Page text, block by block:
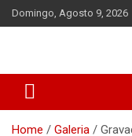
Skip
to
Domingo, Agosto 9, 2026
Home Galeria